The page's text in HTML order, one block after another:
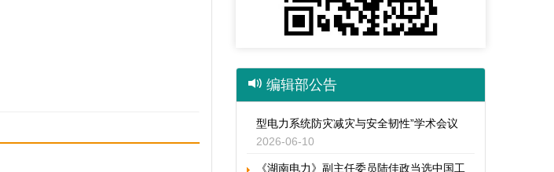
编辑部公告
《湖南电力》入选湖南省期刊协会常务理事
《湖南电力》参加“紫金论电专题论坛——新
型电力系统防灾减灾与安全韧性”学术会议
2026-06-10
《湖南电力》副主任委员陆佳政当选中国工
程院院士